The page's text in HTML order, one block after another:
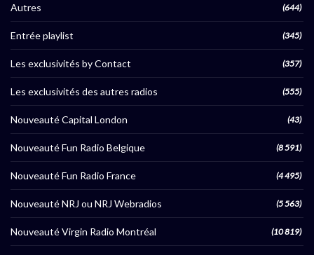
Autres (644)
Entrée playlist (345)
Les exclusivités by Contact (357)
Les exclusivités des autres radios (555)
Nouveauté Capital London (43)
Nouveauté Fun Radio Belgique (8 591)
Nouveauté Fun Radio France (4 495)
Nouveauté NRJ ou NRJ Webradios (5 563)
Nouveauté Virgin Radio Montréal (10 819)